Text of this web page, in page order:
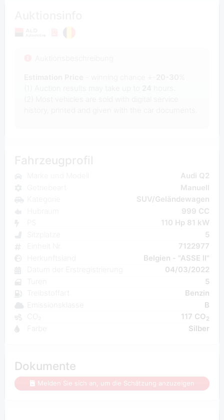
Audi Q2
Manuell
SUV/Geländewagen
999 CC
110 Hp 81 kW
5
7122977
Belgien - "ASSE II"
04/03/2022
5
Benzin
B
117 CO2
Silber
Dokumente
Melden Sie sich an, um die Schätzung anzuzeigen